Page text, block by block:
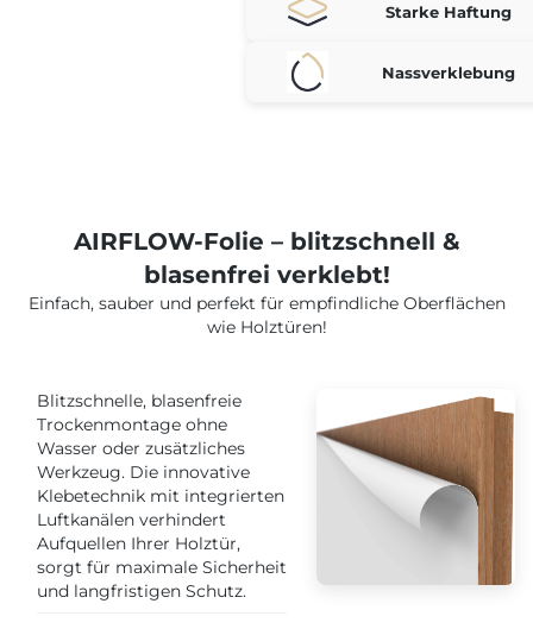
Starke Haftung
Nassverklebung
AIRFLOW-Folie – blitzschnell &
blasenfrei verklebt!
Einfach, sauber und perfekt für empfindliche Oberflächen
wie Holztüren!
Blitzschnelle, blasenfreie
Trockenmontage ohne
Wasser oder zusätzliches
Werkzeug. Die innovative
Klebetechnik mit integrierten
Luftkanälen verhindert
Aufquellen Ihrer Holztür,
sorgt für maximale Sicherheit
und langfristigen Schutz.